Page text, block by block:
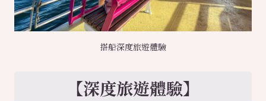
搭船深度旅遊體驗
【深度旅遊體驗】